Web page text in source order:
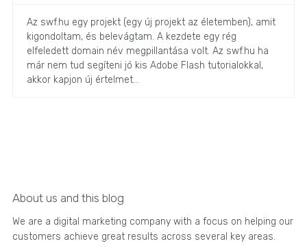
Az swf.hu egy projekt (egy új projekt az életemben), amit
kigondoltam, és belevágtam. A kezdete egy rég
elfeledett domain név megpillantása volt. Az swf.hu ha
már nem tud segíteni jó kis Adobe Flash tutorialokkal,
akkor kapjon új értelmet...
About us and this blog
We are a digital marketing company with a focus on helping our
customers achieve great results across several key areas.